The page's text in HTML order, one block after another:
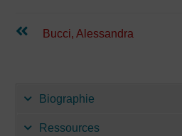
Lees
verderBucci, Alessandra
Biographie
Ressources